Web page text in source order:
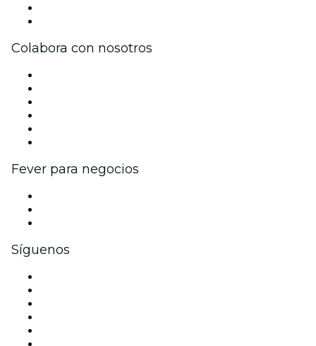
Colabora con nosotros
Fever para negocios
Síguenos